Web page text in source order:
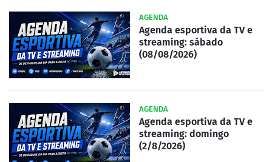
AGENDA
Agenda esportiva da TV e
streaming: sábado
(08/08/2026)
AGENDA
Agenda esportiva da TV e
streaming: domingo
(2/8/2026)